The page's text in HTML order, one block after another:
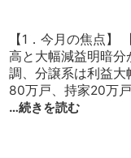
【1．今月の焦点】
高と大幅減益明暗
調、分譲系は利益大
80万戸、持家20万
…続きを読む